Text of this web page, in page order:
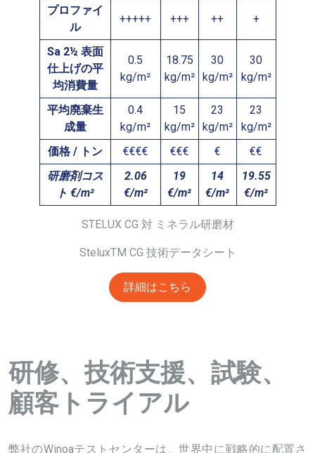
プロファイ
ル
+++++ +++ ++ +
Sa 2½ 表面
仕上げの平
均消費量
0.5
kg/m²
18.75
kg/m²
30
kg/m²
30
kg/m²
平均廃棄生
成量
0.4
kg/m²
15
kg/m²
23
kg/m²
23
kg/m²
価格 / トン
€€€€ €€€ €
€€
研磨剤コス
ト €/m²
2.06
€/m²
19
€/m²
14
€/m²
19.55
€/m²
STELUX CG 対 ミネラル研磨材
SteluxTM CG 技術データシート
詳細はこちら
研修、技術支援、試験、
顧客トライアル
弊社のWinoaテストセンターは、世界中に戦略的に配置さ